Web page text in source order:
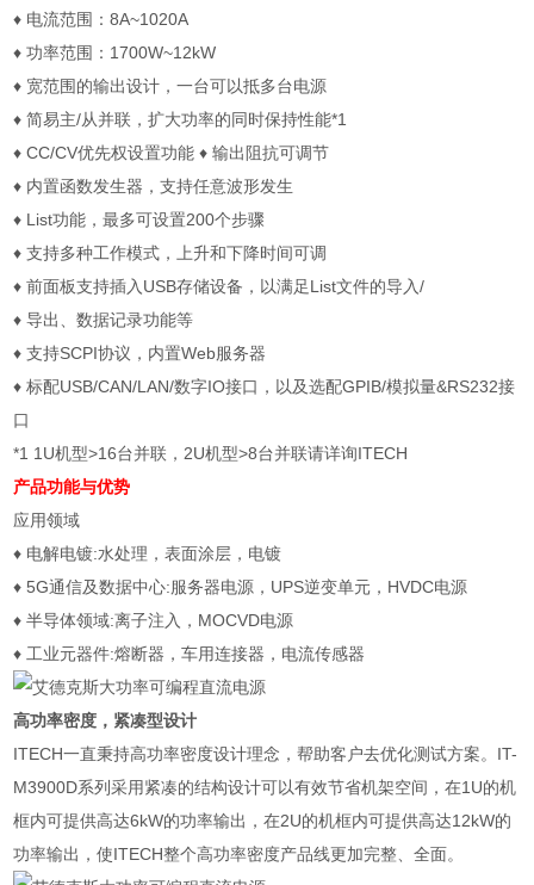
♦ 电流范围：8A~1020A
♦ 功率范围：1700W~12kW
♦ 宽范围的输出设计，一台可以抵多台电源
♦ 简易主/从并联，扩大功率的同时保持性能*1
♦ CC/CV优先权设置功能 ♦ 输出阻抗可调节
♦ 内置函数发生器，支持任意波形发生
♦ List功能，最多可设置200个步骤
♦ 支持多种工作模式，上升和下降时间可调
♦ 前面板支持插入USB存储设备，以满足List文件的导入/
♦ 导出、数据记录功能等
♦ 支持SCPI协议，内置Web服务器
♦ 标配USB/CAN/LAN/数字IO接口，以及选配GPIB/模拟量&RS232接
口
*1 1U机型>16台并联，2U机型>8台并联请详询ITECH
产品功能与优势
应用领域
♦ 电解电镀:水处理，表面涂层，电镀
♦ 5G通信及数据中心:服务器电源，UPS逆变单元，HVDC电源
♦ 半导体领域:离子注入，MOCVD电源
♦ 工业元器件:熔断器，车用连接器，电流传感器
高功率密度，紧凑型设计
ITECH一直秉持高功率密度设计理念，帮助客户去优化测试方案。IT-
M3900D系列采用紧凑的结构设计可以有效节省机架空间，在1U的机
框内可提供高达6kW的功率输出，在2U的机框内可提供高达12kW的
功率输出，使ITECH整个高功率密度产品线更加完整、全面。